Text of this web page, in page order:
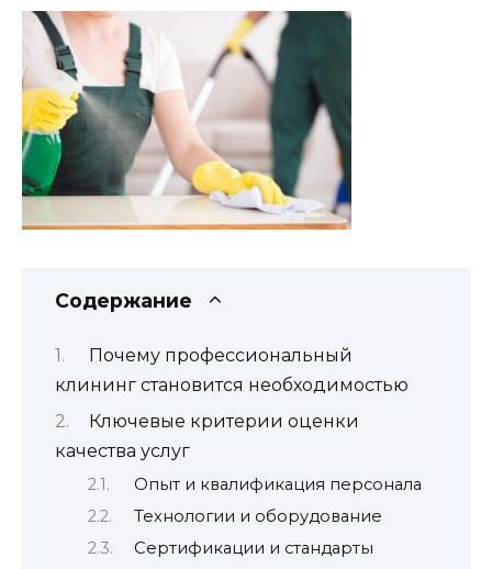
Содержание
Почему профессиональный
клининг становится необходимостью
Ключевые критерии оценки
качества услуг
Опыт и квалификация персонала
Технологии и оборудование
Сертификации и стандарты